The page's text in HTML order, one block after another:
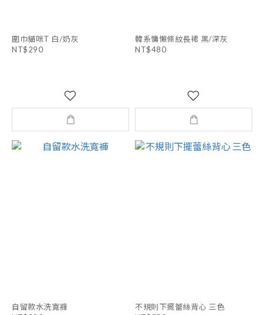
圍巾貓咪T 白/奶灰
NT$290
韓系慵懶條紋長裙 黑/深灰
NT$480
自留款水洗寬褲
不規則下擺蕾絲背心 三色